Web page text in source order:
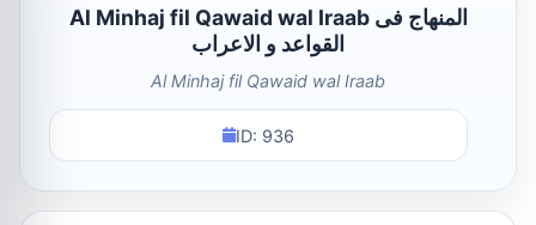
Al Minhaj fil Qawaid wal Iraab المنھاج فی
القواعد و الاعراب
Al Minhaj fil Qawaid wal Iraab
ID: 936